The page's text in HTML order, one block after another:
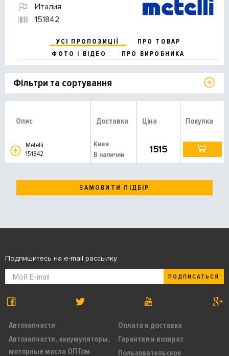
Италия
151842
УСІ ПРОПОЗИЦІЇ
ПРО ТОВАР
ФОТО І ВІДЕО
ПРО ВИРОБНИКА
Фільтри та сортування
Опис Доставка Ціна Покупка
Metelli
151842
Киев
В наличии
1515
ЗАМОВИТИ ПІДБІР
Автозапчасти
Автозапчасти, аккумуляторы,
моторные масла ОПТом
Оплата и доставка
Гарантия и возврат
Пользовательское
Подпишитесь на e-mail рассылку
ПОДПИСАТЬСЯ